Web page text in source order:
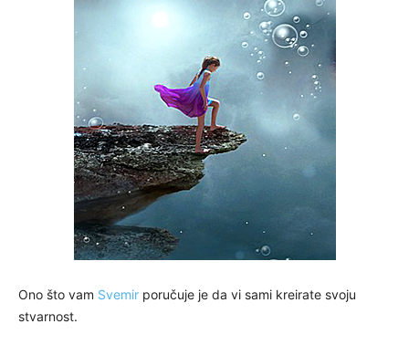
Ono što vam Svemir poručuje je da vi sami kreirate svoju
stvarnost.